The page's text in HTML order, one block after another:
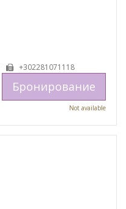
+302281071118
Бронирование
Not available